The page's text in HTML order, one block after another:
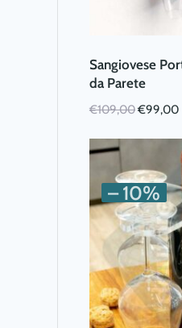
Sangiovese
da Parete
€109,00Il
€99,00Il
– 10%